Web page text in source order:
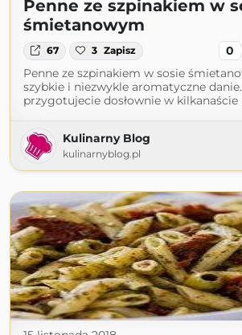
Penne ze szpinakiem w
śmietanowym
67 3 Zapisz 0
Penne ze szpinakiem w sosie
szybkie i niezwykle aromatyczne
przygotujecie dosłownie w kilkanaście
Kulinarny Blog
kulinarnyblog.pl